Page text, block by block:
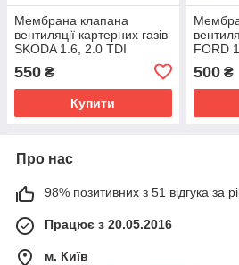
Мембрана клапана
вентиляції картерних газів
SKODA 1.6, 2.0 TDI
550 ₴
Купити
FORD
500₴
Про нас
98% позитивних з 51 відгука за
Працює з 20.05.2016
м. Київ